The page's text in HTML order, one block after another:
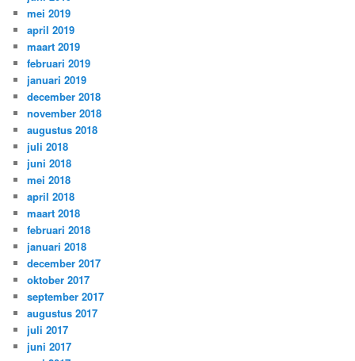
mei 2019
april 2019
maart 2019
februari 2019
januari 2019
december 2018
november 2018
augustus 2018
juli 2018
juni 2018
mei 2018
april 2018
maart 2018
februari 2018
januari 2018
december 2017
oktober 2017
september 2017
augustus 2017
juli 2017
juni 2017